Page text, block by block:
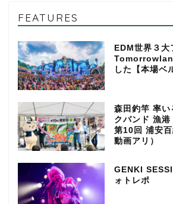
FEATURES
EDM世界３大
した【本場ベ
森田釣竿 率い
クバンド 漁
第10回 浦安
動画アリ）
GENKI
ォトレポ